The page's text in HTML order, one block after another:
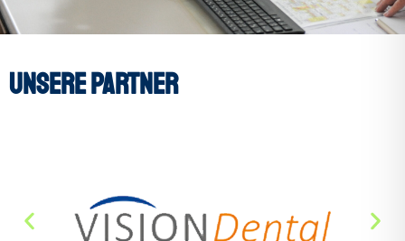
Unsere Partner